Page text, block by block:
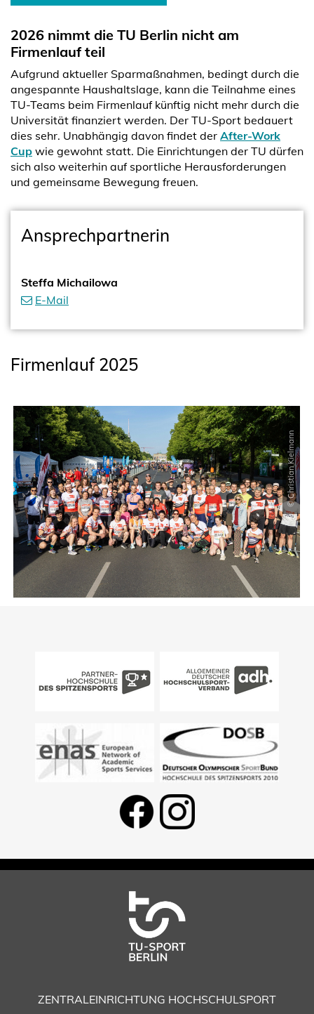
2026 nimmt die TU Berlin nicht am
Firmenlauf teil
Aufgrund aktueller Sparmaßnahmen, bedingt durch die
angespannte Haushaltslage, kann die Teilnahme eines
TU-Teams beim Firmenlauf künftig nicht mehr durch die
Universität finanziert werden. Der TU-Sport bedauert
dies sehr. Unabhängig davon findet der After-Work
Cup wie gewohnt statt. Die Einrichtungen der TU dürfen
sich also weiterhin auf sportliche Herausforderungen
und gemeinsame Bewegung freuen.
Ansprechpartnerin
Steffa Michailowa
E-Mail
Firmenlauf 2025
© Christian Kielmann
ZENTRALEINRICHTUNG HOCHSCHULSPORT